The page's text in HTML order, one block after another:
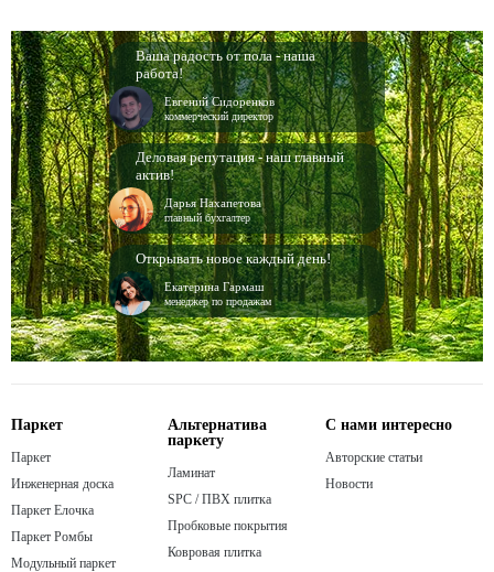
Ваша радость от пола - наша
работа!
Евгений Сидоренков
коммерческий директор
Деловая репутация - наш главный
актив!
Дарья Нахапетова
главный бухгалтер
Открывать новое каждый день!
Екатерина Гармаш
менеджер по продажам
Паркет
Паркет
Инженерная доска
Паркет Елочка
Паркет Ромбы
Модульный паркет
Альтернатива
паркету
Ламинат
SPC / ПВХ плитка
Пробковые покрытия
Ковровая плитка
С нами интересно
Авторские статьи
Новости